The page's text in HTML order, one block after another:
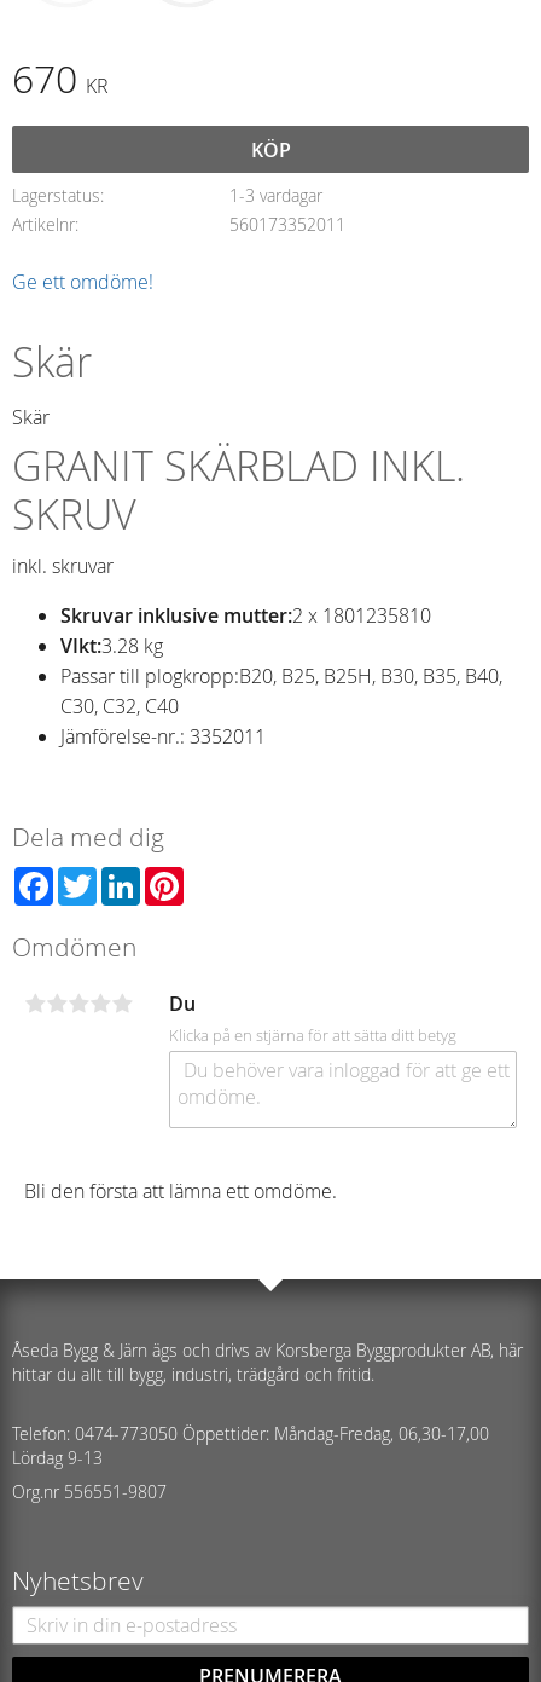
670 KR
KÖP
Lagerstatus
1-3 vardagar
Artikelnr
560173352011
Ge ett omdöme!
Skär
Skär
GRANIT SKÄRBLAD INKL.
SKRUV
inkl. skruvar
Skruvar inklusive mutter:2 x 1801235810
VIkt:3.28 kg
Passar till plogkropp:B20, B25, B25H, B30, B35, B40,
C30, C32, C40
Jämförelse-nr.: 3352011
Dela med dig
Facebook
TwitterLinkedIn
Omdömen
Du
Klicka på en stjärna för att sätta ditt betyg
Bli den första att lämna ett omdöme.
Åseda Bygg & Järn ägs och drivs av Korsberga Byggprodukter AB, här
hittar du allt till bygg, industri, trädgård och fritid.
Telefon: 0474-773050 Öppettider: Måndag-Fredag, 06,30-17,00
Lördag 9-13
Org.nr 556551-9807
Nyhetsbrev
PRENUMERERA